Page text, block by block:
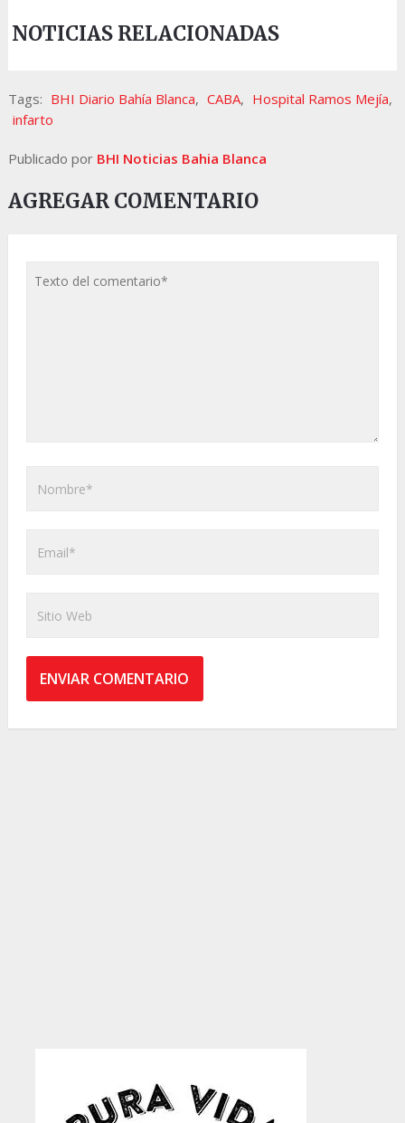
NOTICIAS RELACIONADAS
Tags: BHI Diario Bahía Blanca, CABA, Hospital Ramos Mejía,
infarto
Publicado por BHI Noticias Bahia Blanca
AGREGAR COMENTARIO